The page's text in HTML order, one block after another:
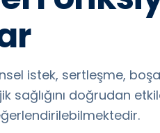
istek, sertleşme,
sağlığını doğrudan